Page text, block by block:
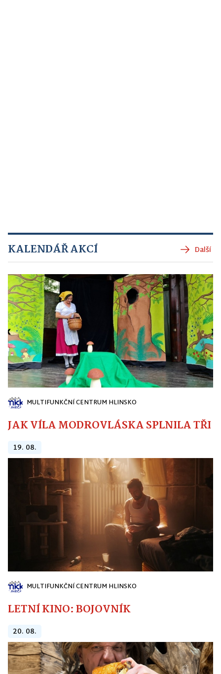
KALENDÁŘ AKCÍ Další
MULTIFUNKČNÍ CENTRUM HLINSKO
JAK VÍLA MODROVLÁSKA SPLNILA
19. 08.
MULTIFUNKČNÍ CENTRUM HLINSKO
LETNÍ KINO: BOJOVNÍK
20. 08.